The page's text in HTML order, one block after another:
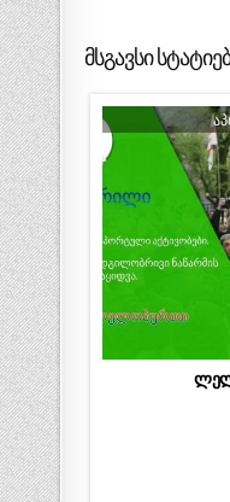
მსგავსი